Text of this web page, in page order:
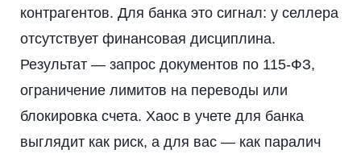
контрагентов. Для банка это сигнал: у селлера
отсутствует финансовая дисциплина.
Результат — запрос документов по 115-ФЗ,
ограничение лимитов на переводы или
блокировка счета. Хаос в учете для банка
выглядит как риск, а для вас — как паралич